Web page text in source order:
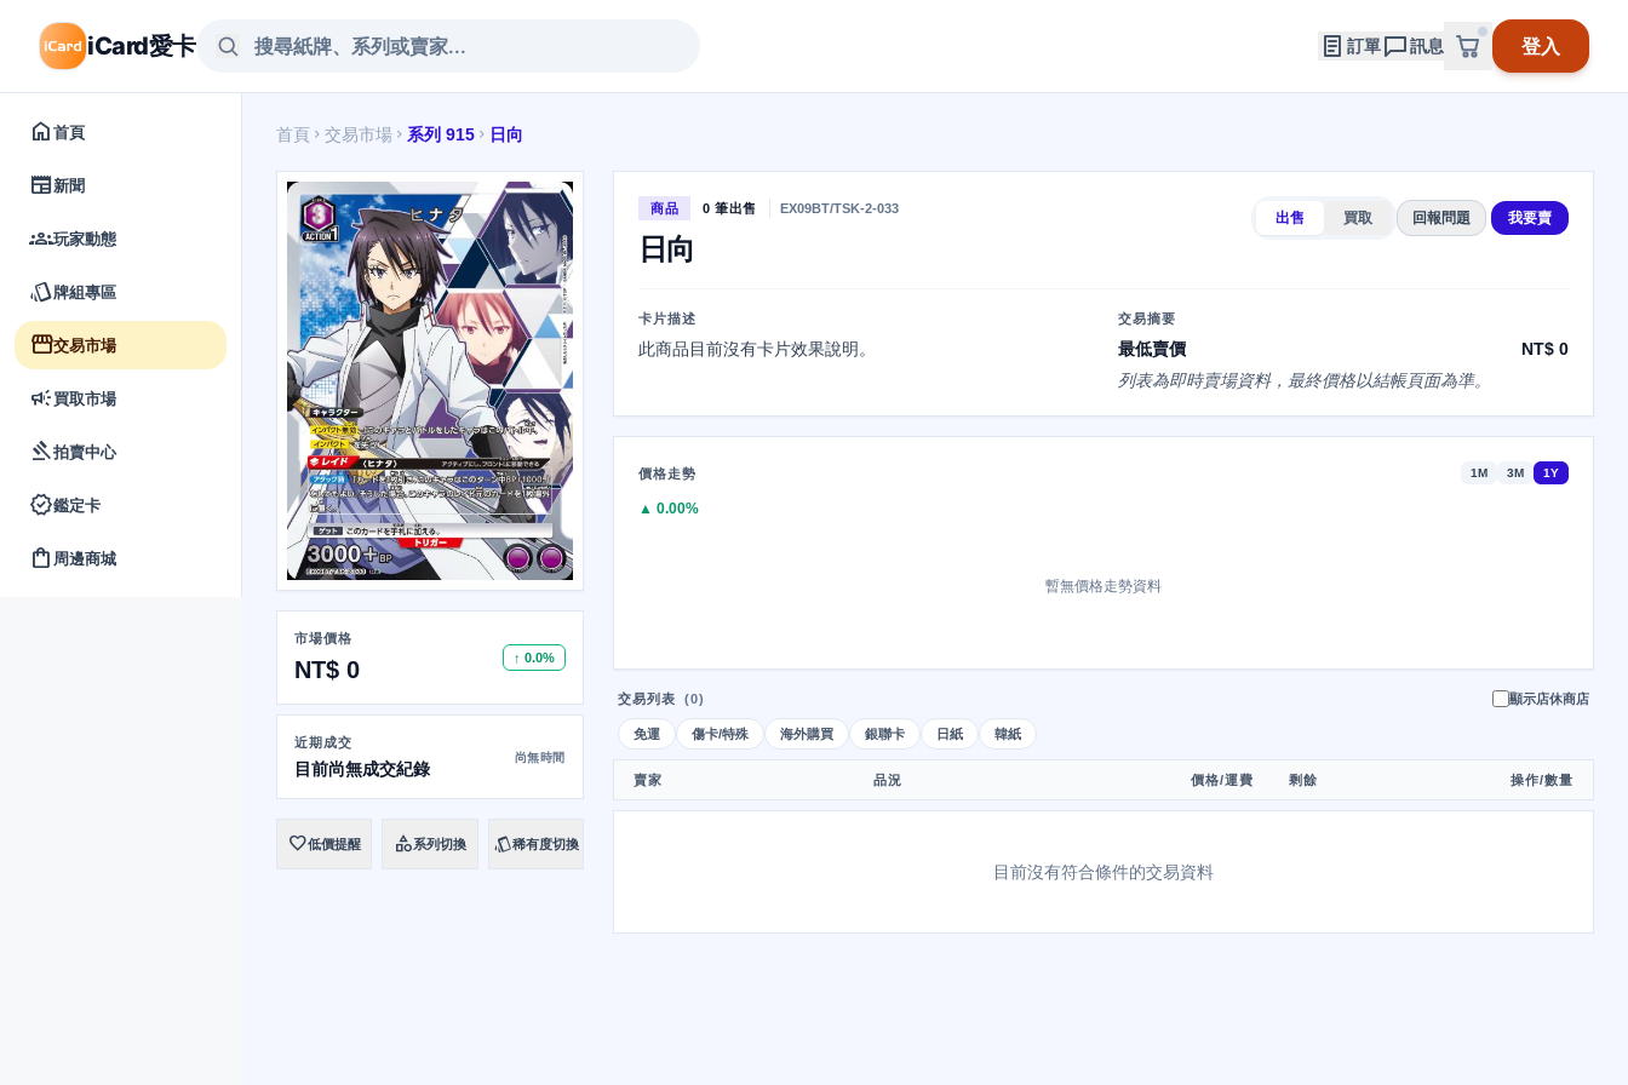
iCard愛卡 訂單 訊息 登入
home首頁
newspaper新聞
groups玩家動態
style牌組專區
storefront交易市場
campaign買取市場
gavel拍賣中心
verified鑑定卡
shopping_bag 周邊商城
首頁 chevron_right 交易市場 chevron_right 系列 915 chevron_right 日向
市場價格
NT$ 0 ↑ 0.0%
近期成交
目前尚無成交紀錄
尚無時間
favorite低價提醒 category系列切換 style稀有度切換
商品 0 筆出售 EX09BT/TSK-2-033
日向
出售 買取 回報問題 我要賣
卡片描述
此商品目前沒有卡片效果說明。
交易摘要
最低賣價
NT$ 0
列表為即時賣場資料，最終價格以結帳頁面為準。
價格走勢 1M 3M 1Y
▲ 0.00%
暫無價格走勢資料
交易列表 (0) 顯示店休商店
免運 傷卡/特殊 海外購買 銀聯卡 日紙 韓紙
賣家 品況 價格/運費 剩餘 操作/數量
目前沒有符合條件的交易資料